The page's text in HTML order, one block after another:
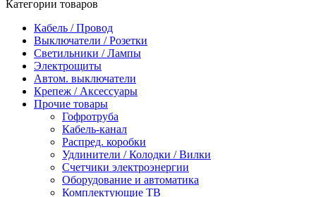
Категории товаров
Кабель / Провод
Выключатели / Розетки
Светильники / Лампы
Электрощиты
Автом. выключатели
Крепеж / Аксессуары
Прочие товары
Гофротруба
Кабель-канал
Распред. коробки
Удлинители / Колодки / Вилки
Счетчики электроэнергии
Оборудование и автоматика
Комплектующие ТВ